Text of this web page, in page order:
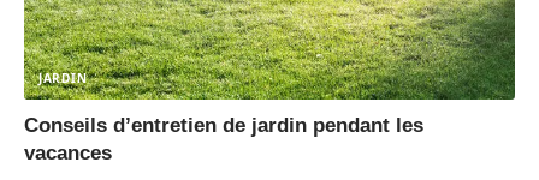
JARDIN
Conseils d’entretien de jardin pendant les
vacances